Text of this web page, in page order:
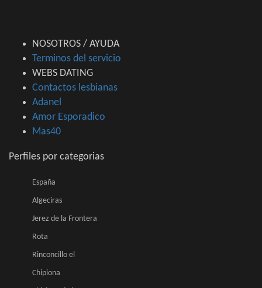
NOSOTROS / AYUDA
Terminos del servicio
WEBS DATING
Contactos lesbianas
Adanel
Amor Esporadico
Mas40
Perfiles por categorias
España
Algeciras
Jerez de la Frontera
Rota
Rinconcillo el
Chipiona